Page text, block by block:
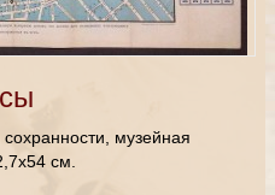
музейная
см.